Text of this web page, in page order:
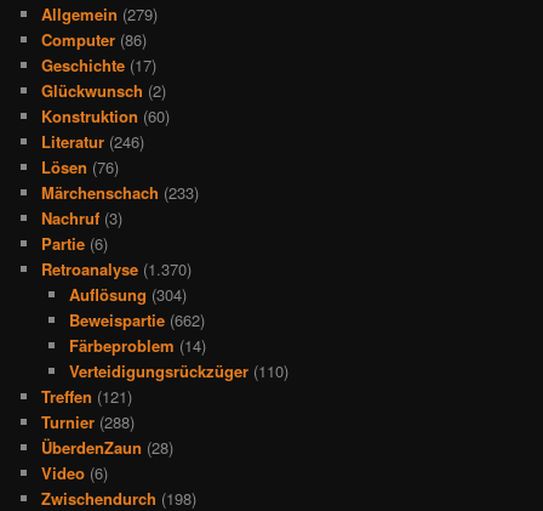
Allgemein (279)
Computer (86)
Geschichte (17)
Glückwunsch (2)
Konstruktion (60)
Literatur (246)
Lösen (76)
Märchenschach (233)
Nachruf (3)
Partie (6)
Retroanalyse (1.370)
Auflösung (304)
Beweispartie(662)
Färbeproblem (14)
Verteidigungsrückzüger(110)
Treffen (121)
Turnier (288)
ÜberdenZaun (28)
Video (6)
Zwischendurch (198)